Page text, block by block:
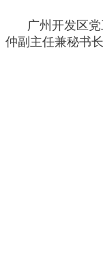
广州开发区
仲副主任兼秘书